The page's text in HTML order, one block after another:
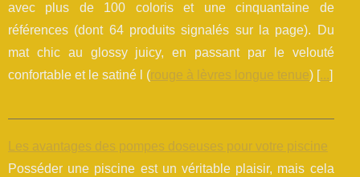
avec plus de 100 coloris et une cinquantaine de
références (dont 64 produits signalés sur la page). Du
mat chic au glossy juicy, en passant par le velouté
confortable et le satiné l (rouge à lèvres longue tenue) [...]
Les avantages des pompes doseuses pour votre piscine
Posséder une piscine est un véritable plaisir, mais cela